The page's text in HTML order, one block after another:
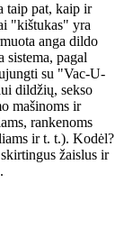
taip pat, kaip ir
"kištukas" yra
anga dildo
pagal
su "Vac-U-
dildžių, sekso
mašinoms ir
rankenoms
ir t. t.). Kodėl?
žaislus ir